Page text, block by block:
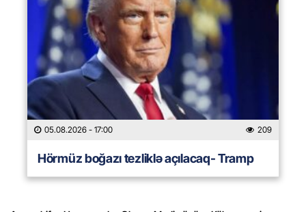
05.08.2026 - 17:00 209
Hörmüz boğazı tezliklə açılacaq- Tramp